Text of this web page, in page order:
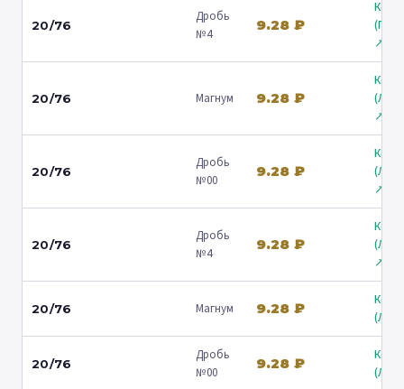
20/76
Дробь
№4
9.28 ₽
↗
20/76 Магнум 9.28 ₽
↗
20/76
Дробь
№00
9.28 ₽
↗
20/76
Дробь
№4
9.28 ₽
↗
20/76 Магнум 9.28 ₽
20/76
Дробь
№00
9.28 ₽